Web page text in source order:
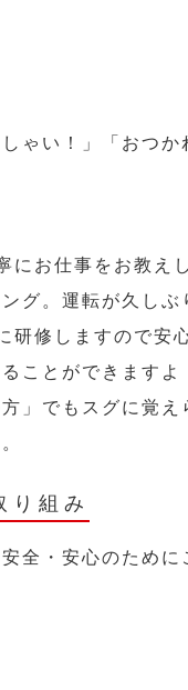
ゃい！」「おつか
お仕事をお教え
グ。運転が久し
修しますので安
ことができますよ
」でもスグに覚
り組み
全・安心のため